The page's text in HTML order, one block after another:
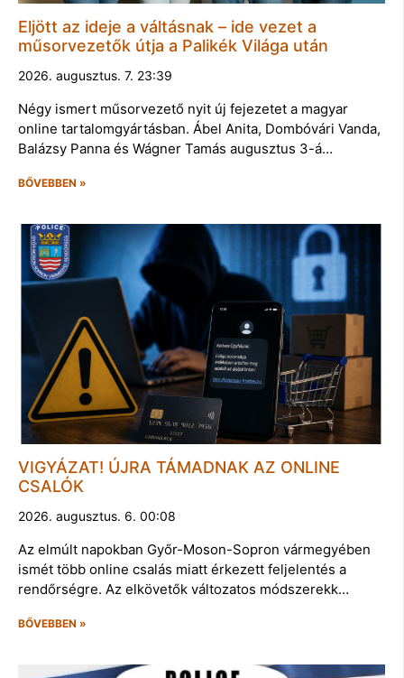
Eljött az ideje a váltásnak – ide vezet a
műsorvezetők útja a Palikék Világa után
2026. augusztus. 7. 23:39
Négy ismert műsorvezető nyit új fejezetet a magyar
online tartalomgyártásban. Ábel Anita, Dombóvári Vanda,
Balázsy Panna és Wágner Tamás augusztus 3-á…
BŐVEBBEN »
VIGYÁZAT! ÚJRA TÁMADNAK AZ ONLINE
CSALÓK
2026. augusztus. 6. 00:08
Az elmúlt napokban Győr-Moson-Sopron vármegyében
ismét több online csalás miatt érkezett feljelentés a
rendőrségre. Az elkövetők változatos módszerekk…
BŐVEBBEN »